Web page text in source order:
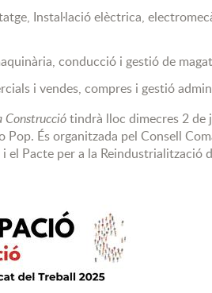
Instal·lació elèctrica,
conducció i gestió de
i vendes, compres i gestió
Construcciótindrà lloc dimecres 2 de
És organitzada pel Consell
Pacte per a la Reindustrialització